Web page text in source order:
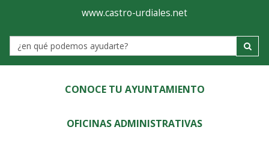
Ayuntamiento
de
Castro-
Urdiales
www.castro-urdiales.net
Label
CONOCE TU AYUNTAMIENTO
OFICINAS ADMINISTRATIVAS